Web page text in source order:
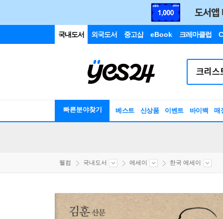
국내도서 외국도서 중고샵 eBook 크레마클럽
빠른분야찾기 베스트 신상품 이벤트 바이백 매
웰컴 국내도서 에세이 한국 에세이